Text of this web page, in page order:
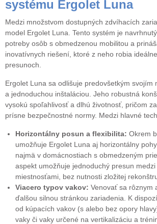
systému Ergolet Luna
Medzi množstvom dostupných zdvíhacích
model Ergolet Luna. Tento systém je
potreby osôb s obmedzenou mobilitou a
inovatívnych riešení, ktoré z neho robia
presunoch.
Ergolet Luna sa odlišuje predovšetkým svojím
a jednoduchou inštaláciou. Jeho robustná
vysokú spoľahlivosť a dlhú životnosť, pričom
prísne bezpečnostné normy. Medzi hlavné
Horizontálny posun a flexibilita: Okrem
umožňuje Ergolet Luna aj horizontálny
najmä v domácnostiach s obmedzeným
aspekt umožňuje jednoduchý presun
miestnosťami, bez nutnosti zložitej
Viacero typov vakov: Venovať sa rôznym
ďalšou silnou stránkou zariadenia. K
od kúpacích vakov (s alebo bez opory
vaky či vaky určené na vertikalizáciu a